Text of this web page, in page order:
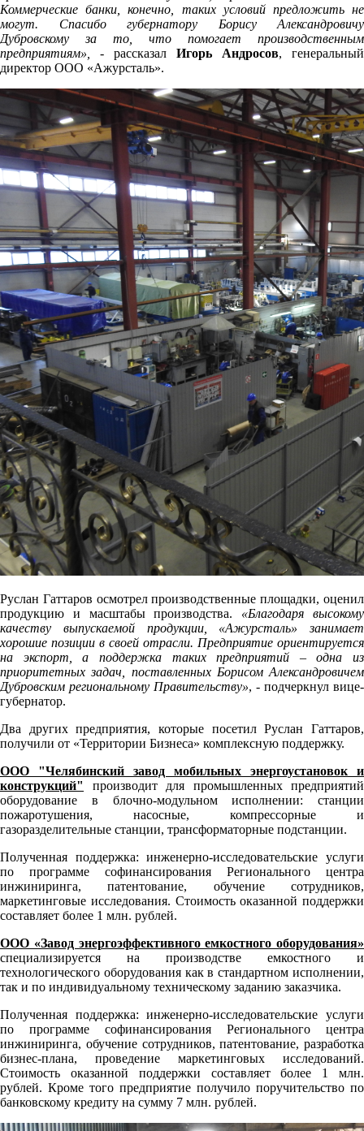
Коммерческие банки, конечно, таких условий предложить не
могут. Спасибо губернатору Борису Александровичу
Дубровскому за то, что помогает производственным
предприятиям», - рассказал Игорь Андросов, генеральный
директор ООО «Ажурсталь».
Руслан Гаттаров осмотрел производственные площадки, оценил
продукцию и масштабы производства. «Благодаря высокому
качеству выпускаемой продукции, «Ажурсталь» занимает
хорошие позиции в своей отрасли. Предприятие ориентируется
на экспорт, а поддержка таких предприятий – одна из
приоритетных задач, поставленных Борисом Александровичем
Дубровским региональному Правительству», - подчеркнул вице-
губернатор.
Два других предприятия, которые посетил Руслан Гаттаров,
получили от «Территории Бизнеса» комплексную поддержку.
ООО "Челябинский завод мобильных энергоустановок и
конструкций"
производит для промышленных предприятий
оборудование в блочно-модульном исполнении: станции
пожаротушения, насосные, компрессорные и
газоразделительные станции, трансформаторные подстанции.
Полученная поддержка: инженерно-исследовательские услуги
по программе софинансирования Регионального центра
инжиниринга, патентование, обучение сотрудников,
маркетинговые исследования. Стоимость оказанной поддержки
составляет более 1 млн. рублей.
ООО «Завод энергоэффективного емкостного оборудования»
специализируется на производстве емкостного и
технологического оборудования как в стандартном исполнении,
так и по индивидуальному техническому заданию заказчика.
Полученная поддержка: инженерно-исследовательские услуги
по программе софинансирования Регионального центра
инжиниринга, обучение сотрудников, патентование, разработка
бизнес-плана, проведение маркетинговых исследований.
Стоимость оказанной поддержки составляет более 1 млн.
рублей. Кроме того предприятие получило поручительство по
банковскому кредиту на сумму 7 млн. рублей.